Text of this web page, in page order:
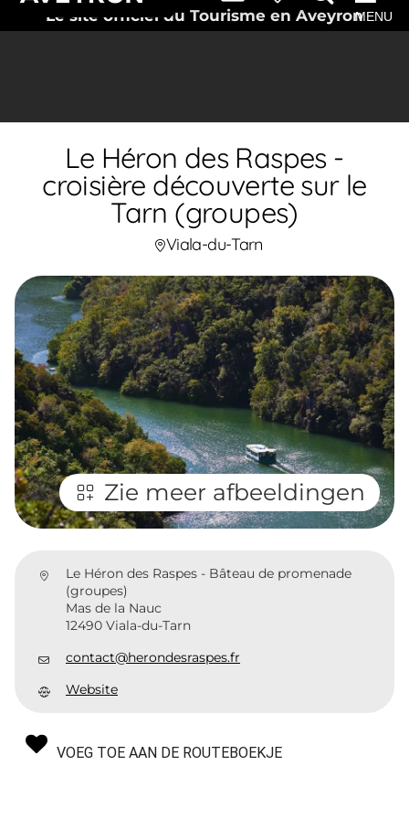
Le site officiel du Tourisme en AveyronMENU
Le Héron des Raspes -
croisière découverte sur le
Tarn (groupes)
Viala-du-Tarn
Zie meer afbeeldingen
Le Héron des Raspes - Bâteau de promenade
(groupes)
Mas de la Nauc
12490 Viala-du-Tarn
contact@herondesraspes.fr
Website
VOEG TOE AAN DE ROUTEBOEKJE